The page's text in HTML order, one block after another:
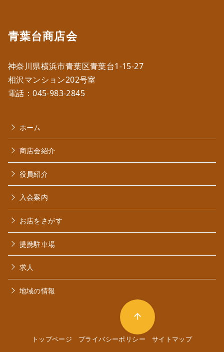
青葉台商店会
神奈川県横浜市青葉区青葉台1-15-27
相沢マンション202号室
電話：045-983-2845
ホーム
商店会紹介
役員紹介
入会案内
お店をさがす
提携駐車場
求人
地域の情報
トップページ プライバシーポリシー サイトマップ